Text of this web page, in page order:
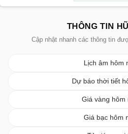
THÔNG TIN
Cập nhật nhanh các thông tin
Lịch âm hôm
Dự báo thời tiết
Giá vàng hôm
Giá bạc hôm